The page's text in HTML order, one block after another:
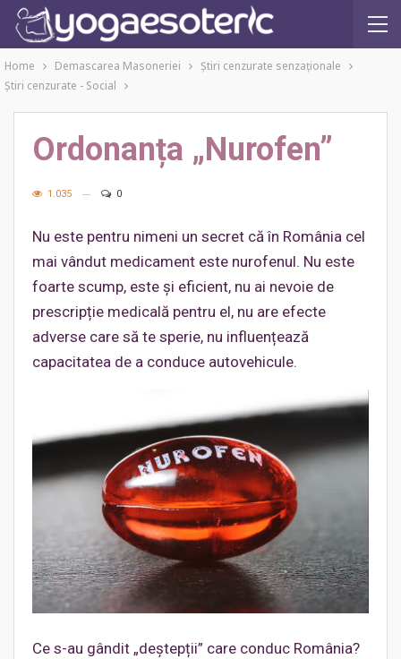
Home Demascarea Masoneriei
Ştiri cenzurate senzaţionale
Ştiri cenzurate - Social
Ordonanța „Nurofen”
1.035 0
Nu este pentru nimeni un secret că în România cel
mai vândut medicament este nurofenul. Nu este
foarte scump, este și eficient, nu ai nevoie de
prescripție medicală pentru el, nu are efecte
adverse care să te sperie, nu influențează
capacitatea de a conduce autovehicule.
Ce s-au gândit „deștepții” care conduc România?